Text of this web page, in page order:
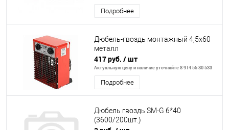
Подробнее
Дюбель-гвоздь монтажный 4,5х60
металл
417 руб. / шт
Актуальную цену и наличие уточняйте 8 914 55 80 533
Подробнее
Дюбель гвоздь SM-G 6*40
(3600/200шт.)